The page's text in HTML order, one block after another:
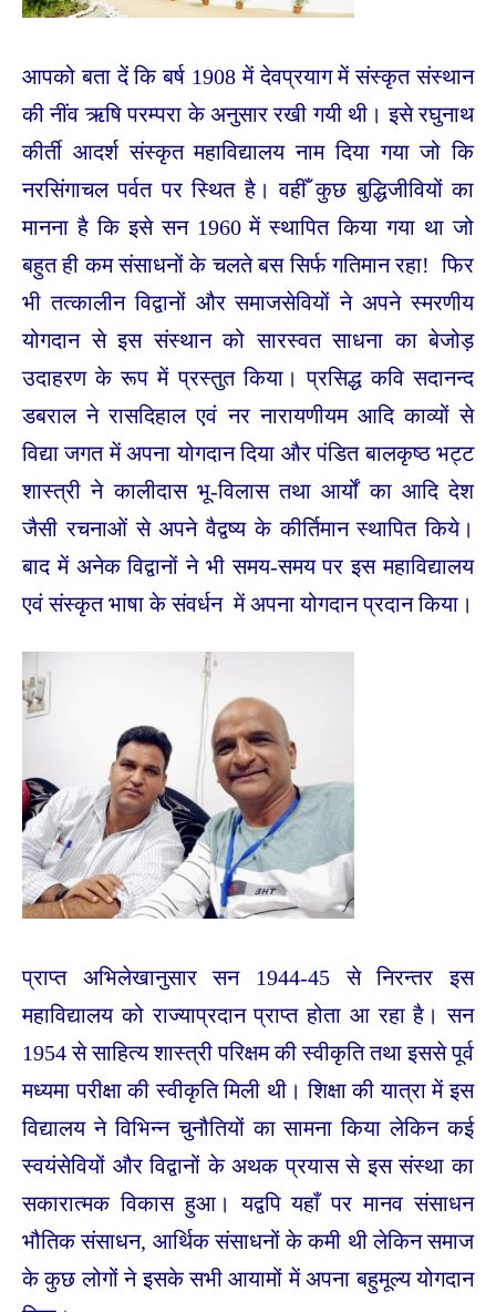
आपको बता दें कि बर्ष 1908 में देवप्रयाग में संस्कृत संस्थान
की नींव ऋषि परम्परा के अनुसार रखी गयी थी। इसे रघुनाथ
कीर्ती आदर्श संस्कृत महाविद्यालय नाम दिया गया जो कि
नरसिंगाचल पर्वत पर स्थित है। वहीँ कुछ बुद्धिजीवियों का
मानना है कि इसे सन 1960 में स्थापित किया गया था जो
बहुत ही कम संसाधनों के चलते बस सिर्फ गतिमान रहा! फिर
भी तत्कालीन विद्वानों और समाजसेवियों ने अपने स्मरणीय
योगदान से इस संस्थान को सारस्वत साधना का बेजोड़
उदाहरण के रूप में प्रस्तुत किया। प्रसिद्ध कवि सदानन्द
डबराल ने रासदिहाल एवं नर नारायणीयम आदि काव्यों से
विद्या जगत में अपना योगदान दिया और पंडित बालकृष्ठ भट्ट
शास्त्री ने कालीदास भू-विलास तथा आर्यों का आदि देश
जैसी रचनाओं से अपने वैद्वष्य के कीर्तिमान स्थापित किये।
बाद में अनेक विद्वानों ने भी समय-समय पर इस महाविद्यालय
एवं संस्कृत भाषा के संवर्धन में अपना योगदान प्रदान किया।
प्राप्त अभिलेखानुसार सन 1944-45 से निरन्तर इस
महाविद्यालय को राज्याप्रदान प्राप्त होता आ रहा है। सन
1954 से साहित्य शास्त्री परिक्षम की स्वीकृति तथा इससे पूर्व
मध्यमा परीक्षा की स्वीकृति मिली थी। शिक्षा की यात्रा में इस
विद्यालय ने विभिन्न चुनौतियों का सामना किया लेकिन कई
स्वयंसेवियों और विद्वानों के अथक प्रयास से इस संस्था का
सकारात्मक विकास हुआ। यद्वपि यहाँ पर मानव संसाधन
भौतिक संसाधन, आर्थिक संसाधनों के कमी थी लेकिन समाज
के कुछ लोगों ने इसके सभी आयामों में अपना बहुमूल्य योगदान